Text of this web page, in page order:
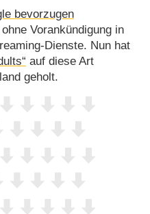
bevorzugen
Vorankündigung in
Dienste. Nun hat
auf diese Art
geholt.